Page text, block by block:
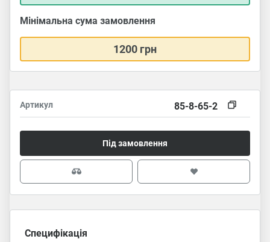
Мінімальна сума замовлення
1200 грн
Артикул 85-8-65-2
Під замовлення
Специфікація